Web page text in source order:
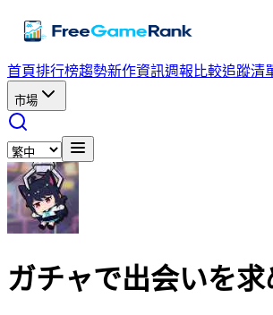
首頁排行榜趨勢新作資訊週報 比較追蹤清
市場
ガチャで出会いを求